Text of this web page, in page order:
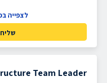
לצפייה
Team Leader